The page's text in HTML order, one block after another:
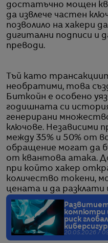
достатъчно мощен
да извлече частен
позволило на хакери
дигитални подписи и
преводи.
Тъй като
необратими, това
Биткойн е особено
годишната си
генерирани
ключове. Независими
между 35% и 50% от
обращение могат да
от квантова атака.
при който хакер
количество токени,
цената и да разклати
компютри
риск
20.05.2026 /